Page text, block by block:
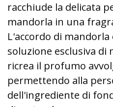
racchiude la delicata
mandorla in una
L'accordo di
soluzione esclusiva di
ricrea il profumo
permettendo alla
dell'ingrediente di